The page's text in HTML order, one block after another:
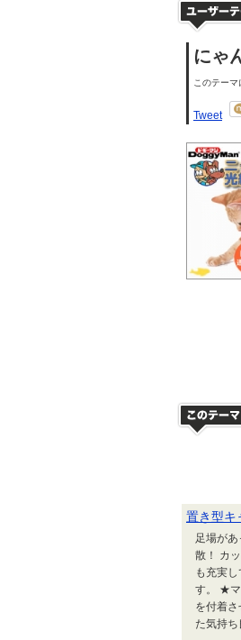
にゃ
このテー
Tweet
置き型キ
足場が
散！ カ
も充実
す。 ★マ
を付着
た気持ち